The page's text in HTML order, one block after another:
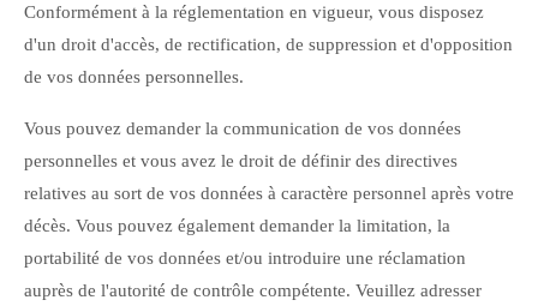
Conformément à la réglementation en vigueur, vous disposez
d'un droit d'accès, de rectification, de suppression et d'opposition
de vos données personnelles.
Vous pouvez demander la communication de vos données
personnelles et vous avez le droit de définir des directives
relatives au sort de vos données à caractère personnel après votre
décès. Vous pouvez également demander la limitation, la
portabilité de vos données et/ou introduire une réclamation
auprès de l'autorité de contrôle compétente. Veuillez adresser